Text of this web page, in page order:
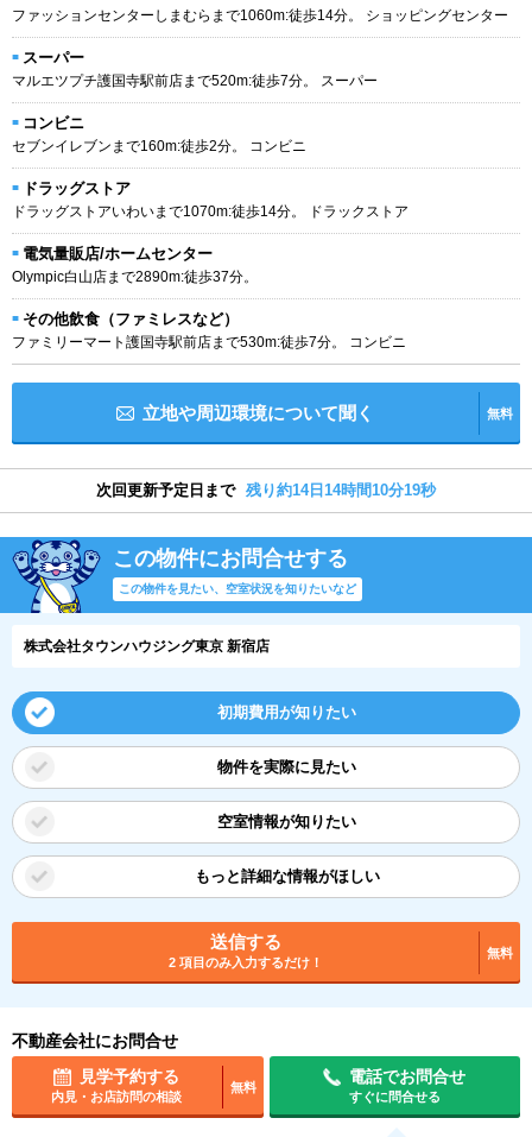
ファッションセンターしまむらまで1060m:徒歩14分。 ショッピングセンター
スーパー
マルエツプチ護国寺駅前店まで520m:徒歩7分。 スーパー
コンビニ
セブンイレブンまで160m:徒歩2分。 コンビニ
ドラッグストア
ドラッグストアいわいまで1070m:徒歩14分。 ドラックストア
電気量販店/ホームセンター
Olympic白山店まで2890m:徒歩37分。
その他飲食（ファミレスなど）
ファミリーマート護国寺駅前店まで530m:徒歩7分。 コンビニ
立地や周辺環境について聞く 無料
次回更新予定日まで 残り約14日14時間10分18秒
この物件にお問合せする
この物件を見たい、空室状況を知りたいなど
株式会社タウンハウジング東京 新宿店
初期費用が知りたい
物件を実際に見たい
空室情報が知りたい
もっと詳細な情報がほしい
送信する
2 項目のみ入力するだけ！
無料
不動産会社にお問合せ
見学予約する
内見・お店訪問の相談
無料
電話でお問合せ
すぐに問合せる